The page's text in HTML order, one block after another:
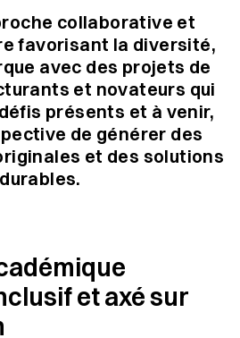
collaborative et
favorisant la diversité,
avec des projets de
et novateurs qui
présents et à venir,
de générer des
et des solutions
durables.
et axé sur